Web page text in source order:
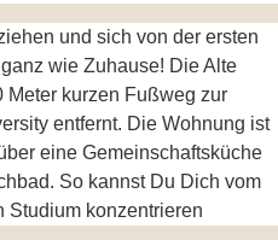
und sich von der ersten
wie Zuhause! Die Alte
Meter kurzen Fußweg zur
entfernt. Die Wohnung ist
eine Gemeinschaftsküche
So kannst Du Dich vom
Studium konzentrieren